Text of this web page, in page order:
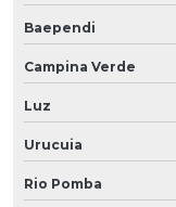
Baependi
Campina Verde
Luz
Urucuia
Rio Pomba